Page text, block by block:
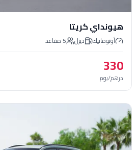
كريتا
ديزل 5مقاعد